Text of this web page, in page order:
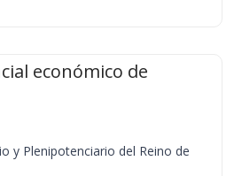
económico de
y Plenipotenciario del Reino de